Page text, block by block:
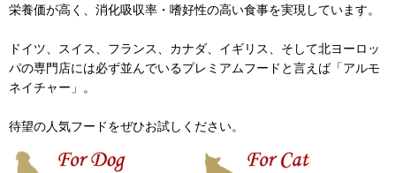
栄養価が高く、消化吸収率・嗜好性の高い食事を実現しています。
ドイツ、スイス、フランス、カナダ、イギリス、そして北ヨーロッ
パの専門店には必ず並んでいるプレミアムフードと言えば「アルモ
ネイチャー」。
待望の人気フードをぜひお試しください。